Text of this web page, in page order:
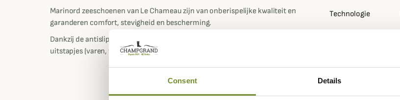
Consent Details
Marinord zeeschoenen van Le Chameau zijn van onberispelijke kwaliteit en
garanderen comfort, stevigheid en bescherming.
Dankzij de antislipzool geven deze laarzen je ook optimale grip tijdens je nautische
uitstapjes (varen, vissen, zeilen...).
Technologie